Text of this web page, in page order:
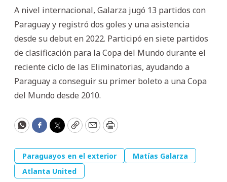
A nivel internacional, Galarza jugó 13 partidos con
Paraguay y registró dos goles y una asistencia
desde su debut en 2022. Participó en siete partidos
de clasificación para la Copa del Mundo durante el
reciente ciclo de las Eliminatorias, ayudando a
Paraguay a conseguir su primer boleto a una Copa
del Mundo desde 2010.
WhatsApp
Facebook
Twitter
CopyEmailPrint
Paraguayos en el exterior
Matías Galarza
Atlanta United